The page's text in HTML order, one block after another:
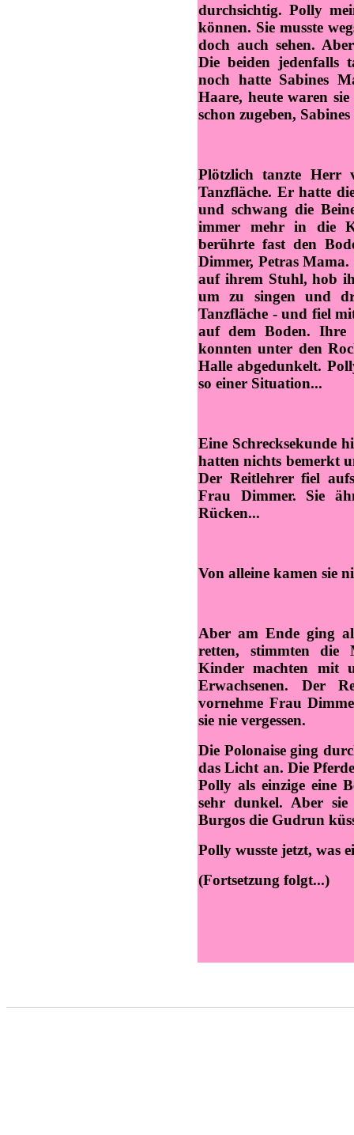
durchsichtig. Polly
können. Sie musste
doch auch sehen.
Die beiden jedenfalls
noch hatte Sabines
Haare, heute waren
schon zugeben,
Plötzlich tanzte Herr
Tanzfläche. Er hatte
und schwang die
immer mehr in die
berührte fast den
Dimmer, Petras
auf ihrem Stuhl, hob
um zu singen und
Tanzfläche - und fiel
auf dem Boden. Ihre
konnten unter den
Halle abgedunkelt.
so einer Situation...
Eine Schrecksekunde
hatten nichts bemerkt
Der Reitlehrer fiel
Frau Dimmer. Sie
Rücken...
Von alleine kamen sie
Aber am Ende ging
retten, stimmten die
Kinder machten mit
Erwachsenen. Der
vornehme Frau
sie nie vergessen.
Die Polonaise ging
das Licht an. Die
Polly als einzige eine
sehr dunkel. Aber
Burgos die Gudrun
Polly wusste jetzt, was
(Fortsetzung folgt...)